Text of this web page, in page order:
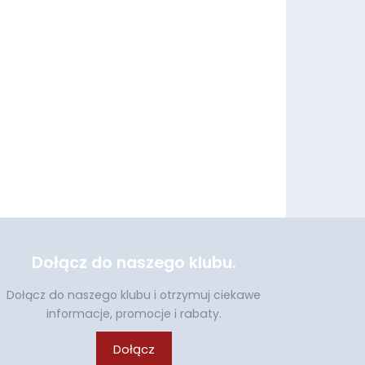
Dołącz do naszego klubu.
Dołącz do naszego klubu i otrzymuj ciekawe
informacje, promocje i rabaty.
Dołącz